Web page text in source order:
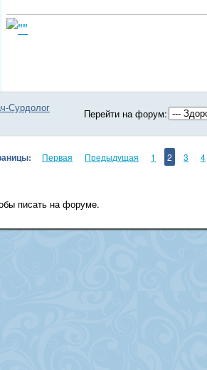
Сурдолог
Перейти на форум:
Первая Предыдущая 1 2 3 4
писать на форуме.